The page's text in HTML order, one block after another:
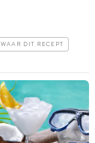
DIT RECEPT